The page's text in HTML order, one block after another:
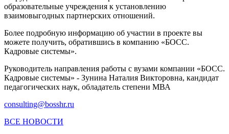
образовательные учреждения к установлению
взаимовыгодных партнерских отношений.
Более подробную информацию об участии в проекте вы
можете получить, обратившись в компанию «БОСС.
Кадровые системы».
Руководитель направления работы с вузами компании «БОСС.
Кадровые системы» - Зунина Наталия Викторовна, кандидат
педагогических наук, обладатель степени МВА
consulting@bosshr.ru
ВСЕ НОВОСТИ